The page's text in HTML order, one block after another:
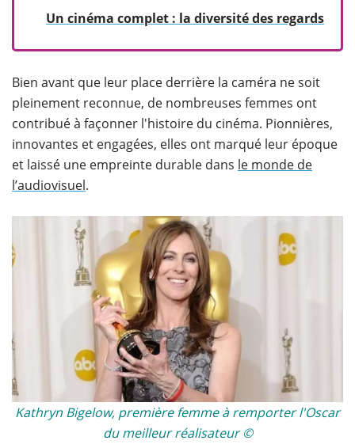
Un cinéma complet : la diversité des regards
Bien avant que leur place derrière la caméra ne soit
pleinement reconnue, de nombreuses femmes ont
contribué à façonner l'histoire du cinéma. Pionnières,
innovantes et engagées, elles ont marqué leur époque
et laissé une empreinte durable dans le monde de
l’audiovisuel.
Kathryn Bigelow, première femme à remporter l'Oscar
du meilleur réalisateur ©